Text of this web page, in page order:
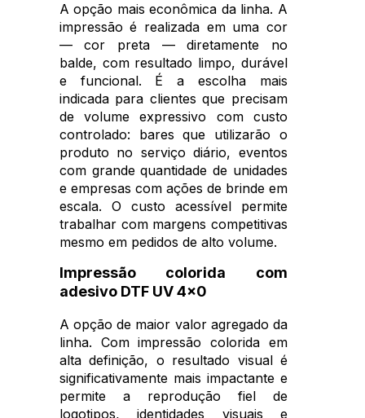
A opção mais econômica da linha. A
impressão é realizada em uma cor
— cor preta — diretamente no
balde, com resultado limpo, durável
e funcional. É a escolha mais
indicada para clientes que precisam
de volume expressivo com custo
controlado: bares que utilizarão o
produto no serviço diário, eventos
com grande quantidade de unidades
e empresas com ações de brinde em
escala. O custo acessível permite
trabalhar com margens competitivas
mesmo em pedidos de alto volume.
Impressão colorida com
adesivo DTF UV 4x0
A opção de maior valor agregado da
linha. Com impressão colorida em
alta definição, o resultado visual é
significativamente mais impactante e
permite a reprodução fiel de
logotipos, identidades visuais e